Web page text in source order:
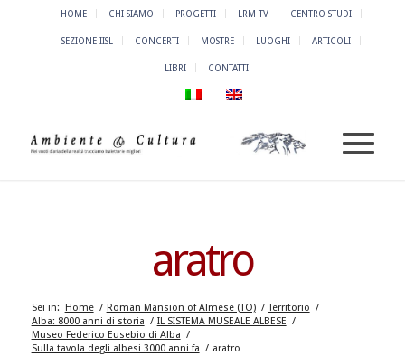
HOME CHI SIAMO PROGETTI LRM TV CENTRO STUDI
SEZIONE IISL CONCERTI MOSTRE LUOGHI ARTICOLI
LIBRI CONTATTI
aratro
Sei in: Home / Roman Mansion of Almese (TO) / Territorio /
Alba: 8000 anni di storia / IL SISTEMA MUSEALE ALBESE /
Museo Federico Eusebio di Alba /
Sulla tavola degli albesi 3000 anni fa / aratro